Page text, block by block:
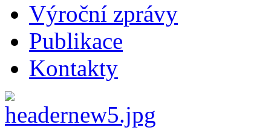
Výroční zprávy
Publikace
Kontakty